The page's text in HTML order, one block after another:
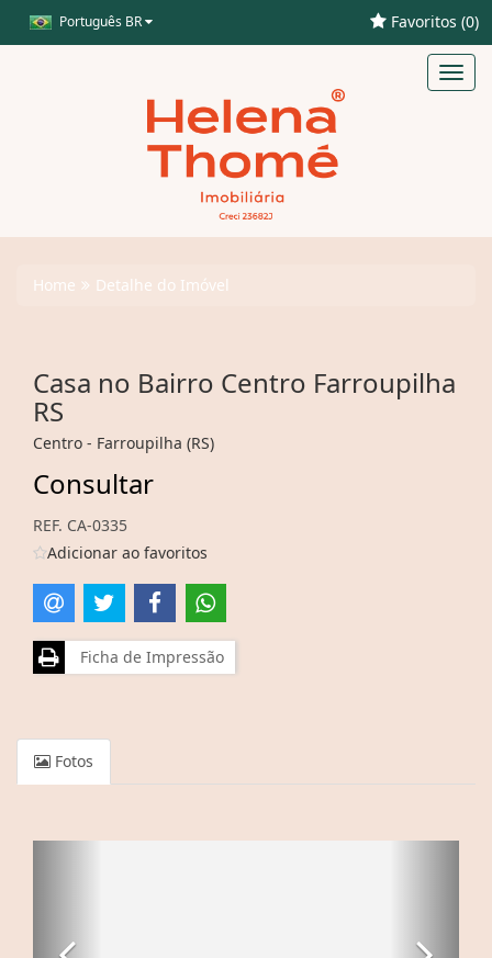
Português BR Favoritos (0)
Home Detalhe do Imóvel
Casa no Bairro Centro Farroupilha
RS
Centro - Farroupilha (RS)
Consultar
REF. CA-0335
Adicionar ao favoritos
Ficha de Impressão
Fotos